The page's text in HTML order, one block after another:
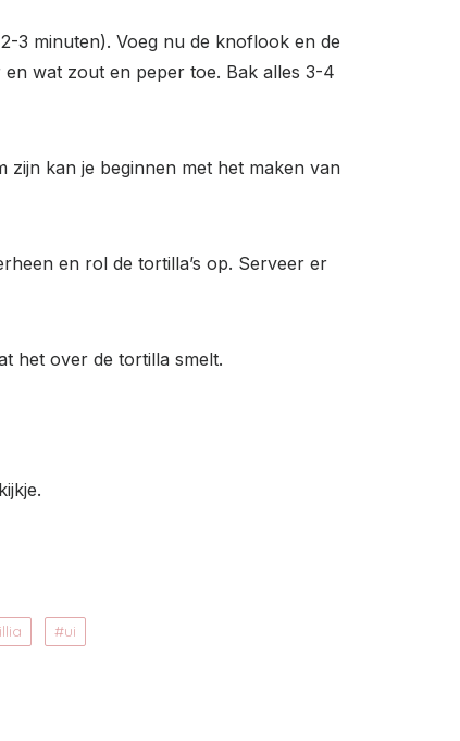
3 minuten). Voeg nu de knoflook en de
wat zout en peper toe. Bak alles 3-4
zijn kan je beginnen met het maken van
en rol de tortilla’s op. Serveer er
het over de tortilla smelt.
ui